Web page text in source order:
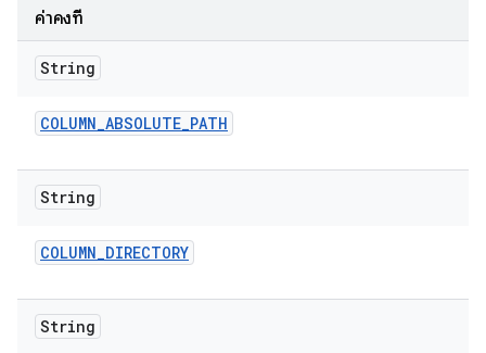
ค่าคงที่
String
COLUMN_ABSOLUTE_PATH
String
COLUMN_DIRECTORY
String